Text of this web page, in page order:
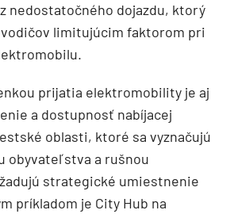
nedostatočného dojazdu, ktorý
limitujúcim faktorom pri
prijatia elektromobility je aj
a dostupnosť nabíjacej
oblasti, ktoré sa vyznačujú
obyvateľstva a rušnou
strategické umiestnenie
príkladom je City Hub na